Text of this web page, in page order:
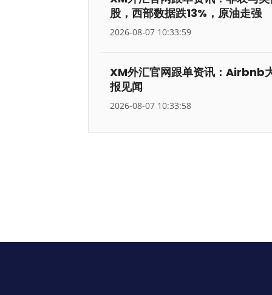
股，西部数据跌13%，原油走强
2026-08-07 10:33:59
XM外汇官网跟单资讯：Airbnb
报见闻
2026-08-07 10:33:58